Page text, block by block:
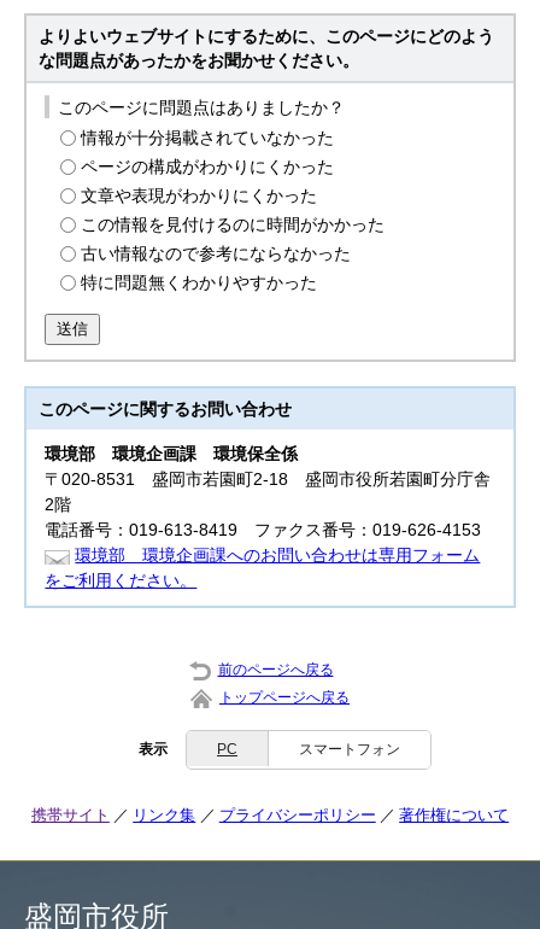
よりよいウェブサイトにするために、このページにどのよう
な問題点があったかをお聞かせください。
このページに問題点はありましたか？
情報が十分掲載されていなかった
ページの構成がわかりにくかった
文章や表現がわかりにくかった
この情報を見付けるのに時間がかかった
古い情報なので参考にならなかった
特に問題無くわかりやすかった
送信
このページに関するお問い合わせ
環境部環境企画課 環境保全係
〒020-8531 盛岡市若園町2-18 盛岡市役所若園町分庁舎
2階
電話番号：019-613-8419 ファクス番号：019-626-4153
環境部 環境企画課へのお問い合わせは専用フォーム
をご利用ください。
前のページへ戻る
トップページへ戻る
表示 PC スマートフォン
携帯サイト リンク集 プライバシーポリシー 著作権について
盛岡市役所